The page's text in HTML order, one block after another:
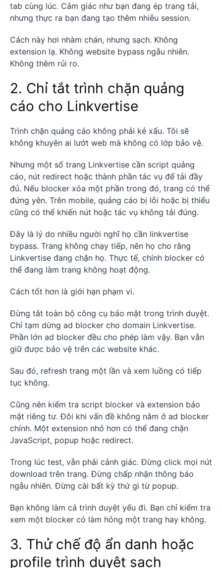
tab cùng lúc. Cảm giác như bạn đang ép trang tải,
nhưng thực ra bạn đang tạo thêm nhiễu session.
Cách này hơi nhàm chán, nhưng sạch. Không
extension lạ. Không website bypass ngẫu nhiên.
Không thêm rủi ro.
2. Chỉ tắt trình chặn quảng
cáo cho Linkvertise
Trình chặn quảng cáo không phải kẻ xấu. Tôi sẽ
không khuyên ai lướt web mà không có lớp bảo vệ.
Nhưng một số trang Linkvertise cần script quảng
cáo, nút redirect hoặc thành phần tác vụ để tải đầy
đủ. Nếu blocker xóa một phần trong đó, trang có thể
đứng yên. Trên mobile, quảng cáo bị lỗi hoặc bị thiếu
cũng có thể khiến nút hoặc tác vụ không tải đúng.
Đây là lý do nhiều người nghĩ họ cần linkvertise
bypass. Trang không chạy tiếp, nên họ cho rằng
Linkvertise đang chặn họ. Thực tế, chính blocker có
thể đang làm trang không hoạt động.
Cách tốt hơn là giới hạn phạm vi.
Đừng tắt toàn bộ công cụ bảo mật trong trình duyệt.
Chỉ tạm dừng ad blocker cho domain Linkvertise.
Phần lớn ad blocker đều cho phép làm vậy. Bạn vẫn
giữ được bảo vệ trên các website khác.
Sau đó, refresh trang một lần và xem luồng có tiếp
tục không.
Cũng nên kiểm tra script blocker và extension bảo
mật riêng tư. Đôi khi vấn đề không nằm ở ad blocker
chính. Một extension nhỏ hơn có thể đang chặn
JavaScript, popup hoặc redirect.
Trong lúc test, vẫn phải cảnh giác. Đừng click mọi nút
download trên trang. Đừng chấp nhận thông báo
ngẫu nhiên. Đừng cài bất kỳ thứ gì từ popup.
Bạn không làm cả trình duyệt yếu đi. Bạn chỉ kiểm tra
xem một blocker có làm hỏng một trang hay không.
3. Thử chế độ ẩn danh hoặc
profile trình duyệt sạch